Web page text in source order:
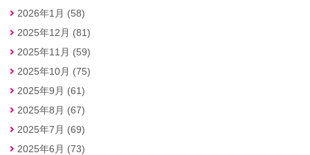
2026年1月 (58)
2025年12月 (81)
2025年11月 (59)
2025年10月 (75)
2025年9月 (61)
2025年8月 (67)
2025年7月 (69)
2025年6月 (73)